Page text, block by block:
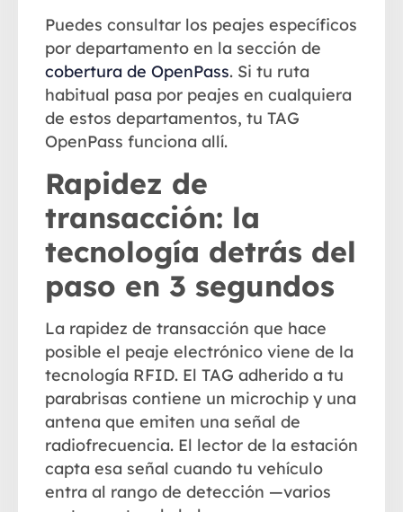
Puedes consultar los peajes específicos
por departamento en la sección de
cobertura de OpenPass. Si tu ruta
habitual pasa por peajes en cualquiera
de estos departamentos, tu TAG
OpenPass funciona allí.
Rapidez de
transacción: la
tecnología detrás del
paso en 3 segundos
La rapidez de transacción que hace
posible el peaje electrónico viene de la
tecnología RFID. El TAG adherido a tu
parabrisas contiene un microchip y una
antena que emiten una señal de
radiofrecuencia. El lector de la estación
capta esa señal cuando tu vehículo
entra al rango de detección —varios